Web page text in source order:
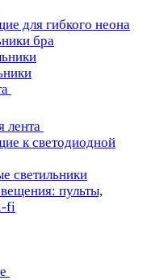
для гибкого неона
бра
лента
к светодиодной
светильники
пульты,
fi